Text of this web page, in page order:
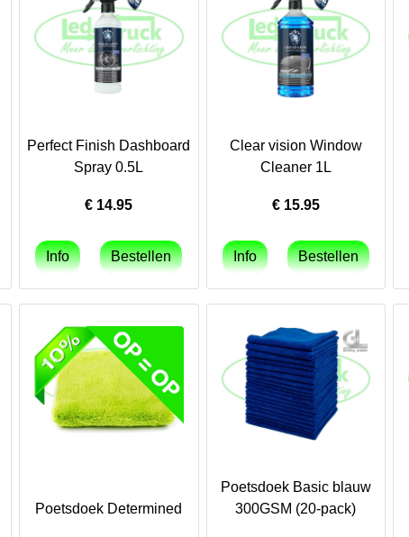
Perfect Finish Dashboard
Spray 0.5L
€ 14.95
Clear vision Window
Cleaner 1L
€ 15.95
Poetsdoek Determined
Poetsdoek Basic blauw
300GSM (20-pack)